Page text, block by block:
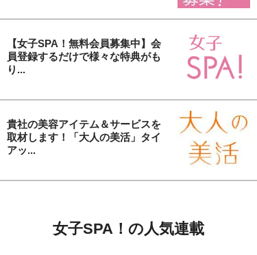
【女子SPA！無料会員募集中】会
員登録するだけで様々な特典がも
り...
貴社の美容アイテム＆サービスを
取材します！「大人の美活」タイ
アッ...
女子SPA！の人気連載